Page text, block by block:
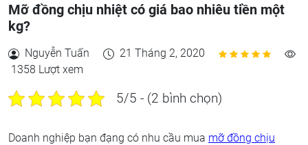
Mỡ đồng chịu nhiệt có giá bao nhiêu tiền một
kg?
Nguyễn Tuấn
21 Tháng 2, 2020
1358 Lượt xem
5/5 - (2 bình chọn)
Doanh nghiệp bạn đạng có nhu cầu mua mỡ đồng chịu